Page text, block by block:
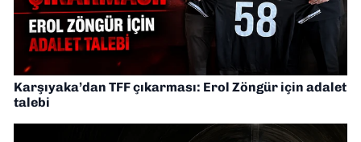
Karşıyaka’dan TFF çıkarması: Erol Zöngür için adalet
talebi